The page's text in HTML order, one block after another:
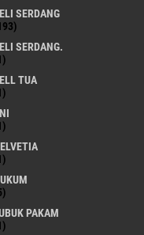
SERDANG
SERDANG.
TUA
PAKAM